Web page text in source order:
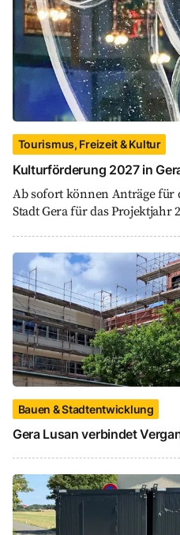
Tourismus, Freizeit & Kultur
Kulturförderung 2027 in
Ab sofort können Anträge
Stadt Gera für das Projektjahr
Gera Lusan verbindet
Bauen & Stadtentwicklung
Gera Lusan verbindet
Erfolgreiche LEADER-